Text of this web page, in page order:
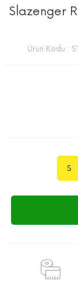
Slazenger
Ürün Kodu :
S